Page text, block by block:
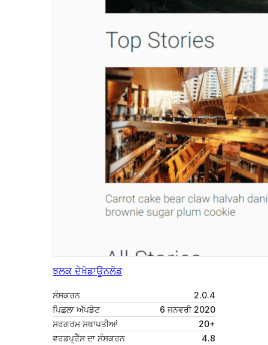
ਝਲਕ ਦੇਖੋਡਾਊਨਲੋਡ
ਸੰਸਕਰਨ
2.0.4
ਪਿਛਲਾ ਅੱਪਡੇਟ
6 ਜਨਵਰੀ 2020
ਸਰਗਰਮ ਸਥਾਪਤੀਆਂ
20+
ਵਰਡਪ੍ਰੈੱਸ ਦਾ ਸੰਸਕਰਨ
4.8